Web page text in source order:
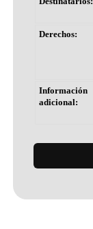
Derechos:
Información
adicional: